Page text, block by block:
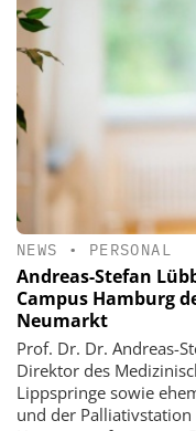
NEWS • PERSONAL
Andreas-Stefan
Campus Hamburg
Neumarkt
Prof. Dr. Dr. Andreas-
Direktor des
Lippspringe sowie
und der